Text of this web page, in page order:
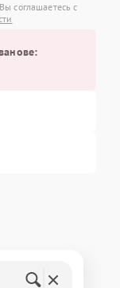
соглашаетесь с